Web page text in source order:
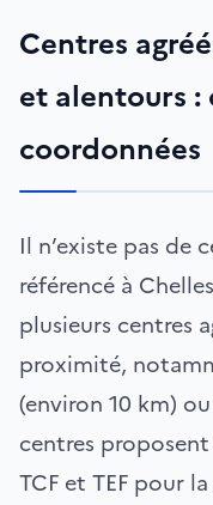
Centres
et alentours
coordonnées
Il n’existe pas de
référencé à
plusieurs centres
proximité,
(environ 10 km)
centres proposent
TCF et TEF pour